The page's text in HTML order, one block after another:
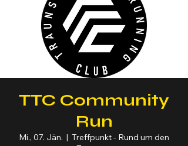
TTC Community
Run
Mi., 07. Jän.
  |
Treffpunkt - Rund um den